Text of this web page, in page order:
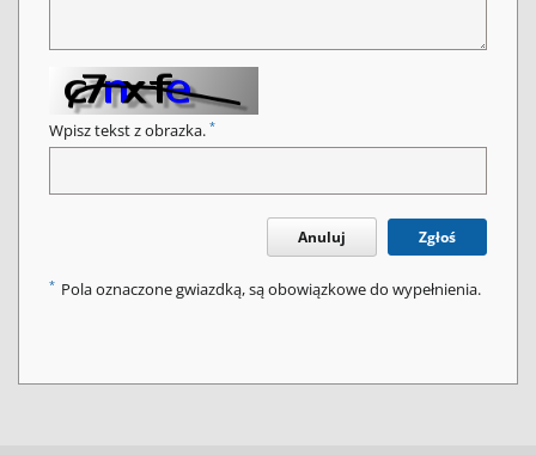
Wpisz tekst z obrazka. *
Anuluj Zgłoś
* Pola oznaczone gwiazdką, są obowiązkowe do wypełnienia.